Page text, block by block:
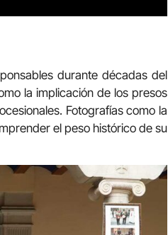
durante décadas del
la implicación de los presos
Fotografías como la
el peso histórico de su